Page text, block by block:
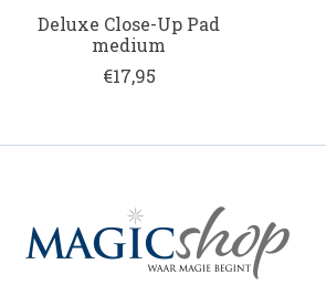
Deluxe Close-Up Pad
medium
€17,95